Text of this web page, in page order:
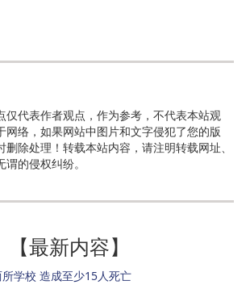
仅代表作者观点，作为参考，不代表本站观
网络，如果网站中图片和文字侵犯了您的版
除处理！转载本站内容，请注明转载网址、
的侵权纠纷。
【最新内容】
学校 造成至少15人死亡